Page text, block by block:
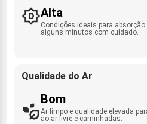
Alta
Condições ideais para
alguns minutos com cuidado.
Qualidade do Ar
Bom
Ar limpo e qualidade elevada
ao ar livre e caminhadas.